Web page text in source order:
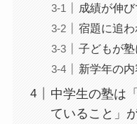
成績が伸
宿題に追
子どもが
新学年の
中学生の塾は
ていること」